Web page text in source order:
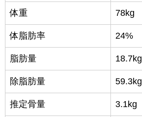
体重 78kg
体脂肪率 24%
脂肪量 18.7kg
除脂肪量 59.3kg
推定骨量 3.1kg